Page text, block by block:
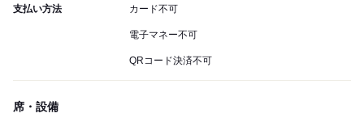
支払い方法 カード不可
電子マネー不可
QRコード決済不可
席・設備